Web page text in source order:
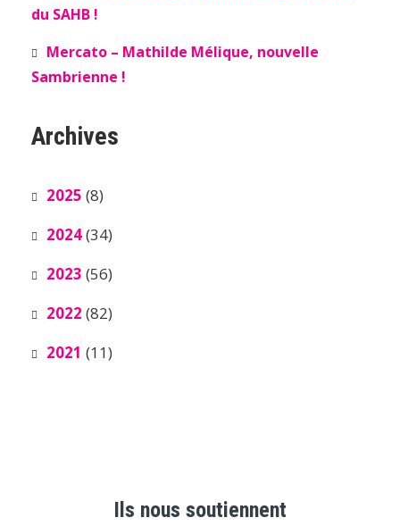
du SAHB !
Mercato – Mathilde Mélique, nouvelle
Sambrienne !
Archives
2025 (8)
2024(34)
2023 (56)
2022 (82)
2021 (11)
Ils nous soutiennent